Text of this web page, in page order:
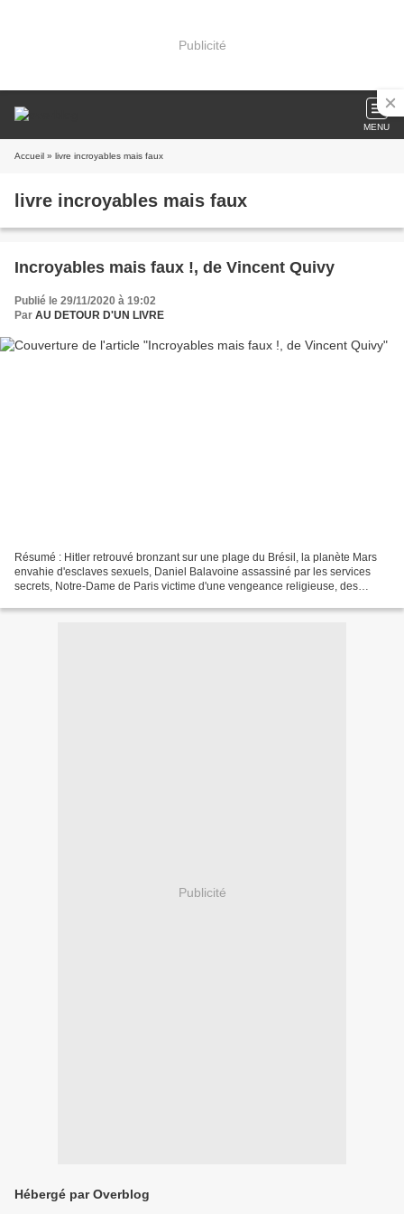
Publicité
MENU
Accueil » livre incroyables mais faux
livre incroyables mais faux
Incroyables mais faux !, de Vincent Quivy
Publié le 29/11/2020 à 19:02
Par AU DETOUR D'UN LIVRE
Résumé : Hitler retrouvé bronzant sur une plage du Brésil, la planète Mars
envahie d'esclaves sexuels, Daniel Balavoine assassiné par les services
secrets, Notre-Dame de Paris victime d'une vengeance religieuse, des
Publicité
Hébergé par Overblog